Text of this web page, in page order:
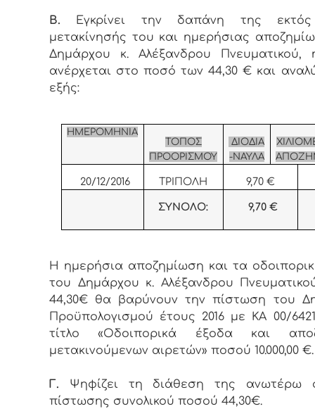
Β. Εγκρίνει την δαπάνη της
μετακίνησής του και ημερήσιας
Δημάρχου κ. Αλέξανδρου Πνευματικού,
ανέρχεται στο ποσό των 44,30 € και
εξής:
ΗΜΕΡΟΜΗΝΙΑ
ΤΟΠΟΣ
ΠΡΟΟΡΙΣΜΟΥ
ΔΙΟΔΙΑ
-ΝΑΥΛΑ
20/12/2016 ΤΡΙΠΟΛΗ 9,70 €
ΣΥΝΟΛΟ: 9,70 €
Η ημερήσια αποζημίωση και τα
του Δημάρχου κ. Αλέξανδρου
44,30€ θα βαρύνουν την πίστωση του
Προϋπολογισμού έτους 2016 με ΚΑ 00/
τίτλο «Οδοιπορικά έξοδα και
μετακινούμενων αιρετών» ποσού 10.000,00
Γ. Ψηφίζει τη διάθεση της ανωτέρω
πίστωσης συνολικού ποσού 44,30€.